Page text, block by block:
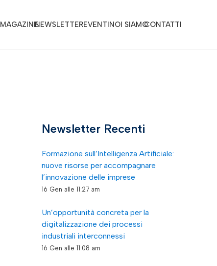
MAGAZINENEWSLETTEREVENTINOI SIAMOCONTATTI
Newsletter Recenti
Formazione sull’Intelligenza Artificiale:
nuove risorse per accompagnare
l’innovazione delle imprese
16 Gen alle 11:27 am
Un’opportunità concreta per la
digitalizzazione dei processi
industriali interconnessi
16 Gen alle 11:08 am